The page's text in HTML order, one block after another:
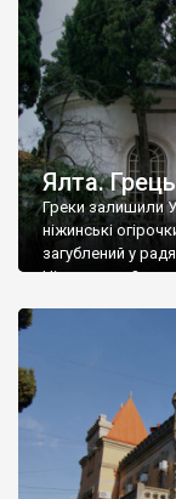
Ялта.
Греки залишили
ніжинські
загублений у
Ніжин греки?